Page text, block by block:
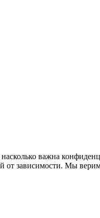
важна
от зависимости. Мы